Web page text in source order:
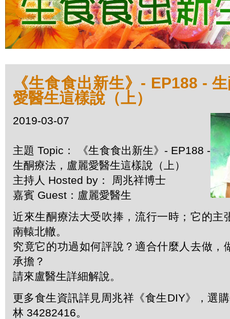
《生食食出新生》- EP188 -
愛醫生這樣說（上）
2019-03-07
主題 Topic： 《生食食出新生》- EP188 -
生酮療法，盧麗愛醫生這樣說（上）
主持人 Hosted by： 周兆祥博士
嘉賓 Guest：盧麗愛醫生
近來生酮療法大受吹捧，流行一時；它的主
南轅北轍。
究竟它的功過如何評說？適合什麼人去做，
承擔？
請來盧醫生詳細解說。
更多食生資訊詳見周兆祥《食生DIY》，選
林 34282416。